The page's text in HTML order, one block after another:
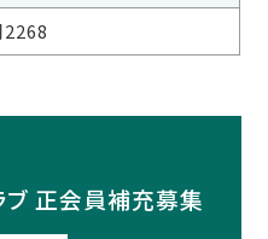
ブ 正会員補充募集